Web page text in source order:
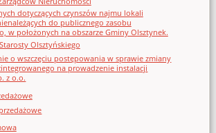
dotyczących czynszów najmu lokali
do publicznego zasobu
w położonych na obszarze Gminy Olsztynek.
Olsztyńskiego
o wszczęciu postępowania w sprawie zmiany
na prowadzenie instalacji
z o.o.